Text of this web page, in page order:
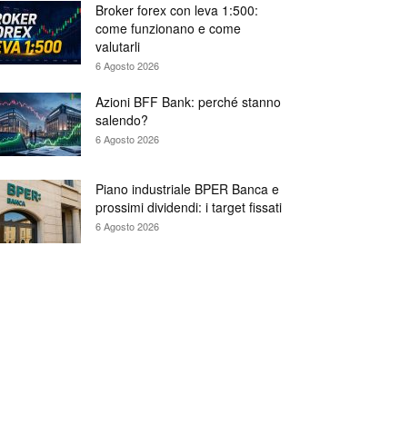
Broker forex con leva 1:500:
come funzionano e come
valutarli
6 Agosto 2026
Azioni BFF Bank: perché stanno
salendo?
6 Agosto 2026
Piano industriale BPER Banca e
prossimi dividendi: i target fissati
6 Agosto 2026